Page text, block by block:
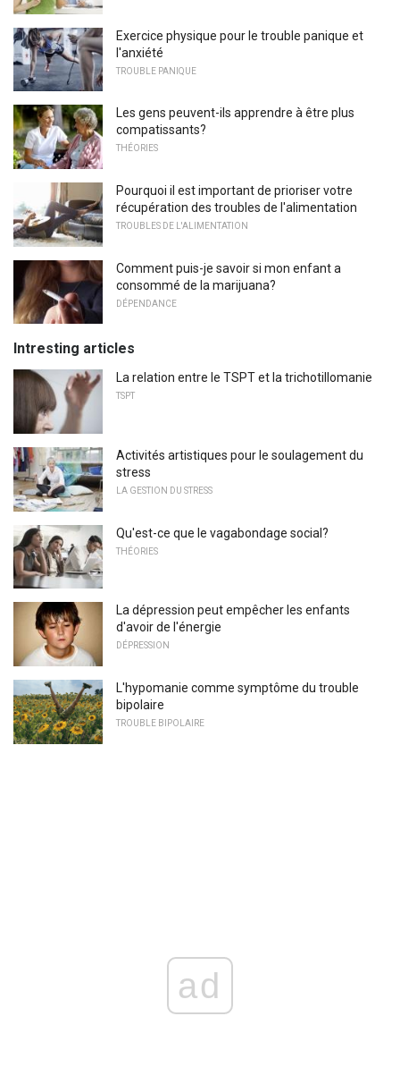
Exercice physique pour le trouble panique et
l'anxiété
TROUBLE PANIQUE
Les gens peuvent-ils apprendre à être plus
compatissants?
THÉORIES
Pourquoi il est important de prioriser votre
récupération des troubles de l'alimentation
TROUBLES DE L'ALIMENTATION
Comment puis-je savoir si mon enfant a
consommé de la marijuana?
DÉPENDANCE
Intresting articles
La relation entre le TSPT et la trichotillomanie
TSPT
Activités artistiques pour le soulagement du
stress
LA GESTION DU STRESS
Qu'est-ce que le vagabondage social?
THÉORIES
La dépression peut empêcher les enfants
d'avoir de l'énergie
DÉPRESSION
L'hypomanie comme symptôme du trouble
bipolaire
TROUBLE BIPOLAIRE
ad